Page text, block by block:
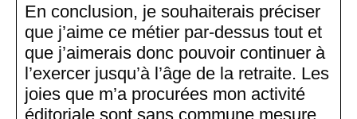
En conclusion, je souhaiterais préciser
que j’aime ce métier par-dessus tout et
que j’aimerais donc pouvoir continuer à
l’exercer jusqu’à l’âge de la retraite. Les
joies que m’a procurées mon activité
éditoriale sont sans commune mesure